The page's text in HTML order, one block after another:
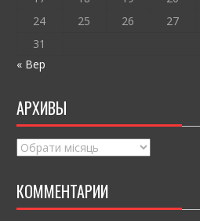
24
25 26 27
31
« Вер
АРХИВЫ
Архивы
КОММЕНТАРИИ